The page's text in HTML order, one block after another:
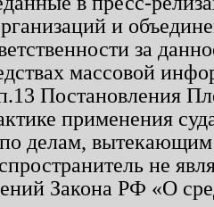
и
за
массовой
Постановления
применения
делам, вытекающим
не
Закона РФ «О